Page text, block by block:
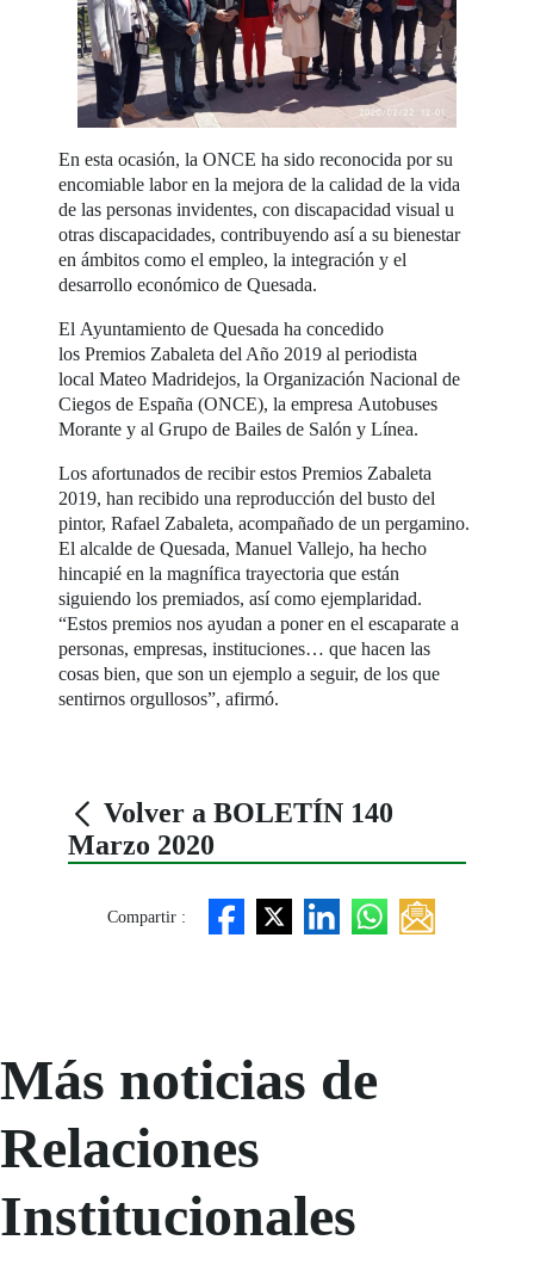
En esta ocasión, la ONCE ha sido reconocida por su
encomiable labor en la mejora de la calidad de la vida
de las personas invidentes, con discapacidad visual u
otras discapacidades, contribuyendo así a su bienestar
en ámbitos como el empleo, la integración y el
desarrollo económico de Quesada.
El Ayuntamiento de Quesada ha concedido
los Premios Zabaleta del Año 2019 al periodista
local Mateo Madridejos, la Organización Nacional de
Ciegos de España (ONCE), la empresa Autobuses
Morante y al Grupo de Bailes de Salón y Línea.
Los afortunados de recibir estos Premios Zabaleta
2019, han recibido una reproducción del busto del
pintor, Rafael Zabaleta, acompañado de un pergamino.
El alcalde de Quesada, Manuel Vallejo, ha hecho
hincapié en la magnífica trayectoria que están
siguiendo los premiados, así como ejemplaridad.
“Estos premios nos ayudan a poner en el escaparate a
personas, empresas, instituciones… que hacen las
cosas bien, que son un ejemplo a seguir, de los que
sentirnos orgullosos”, afirmó.
Volver a BOLETÍN 140
Marzo 2020
Compartir :
Más noticias de
Relaciones
Institucionales